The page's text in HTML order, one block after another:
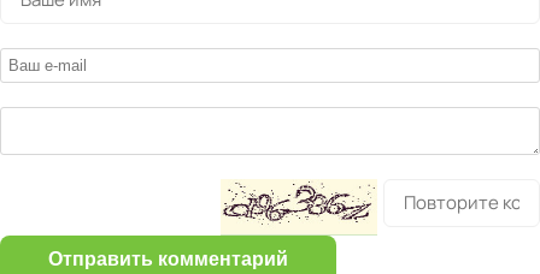
Отправить комментарий